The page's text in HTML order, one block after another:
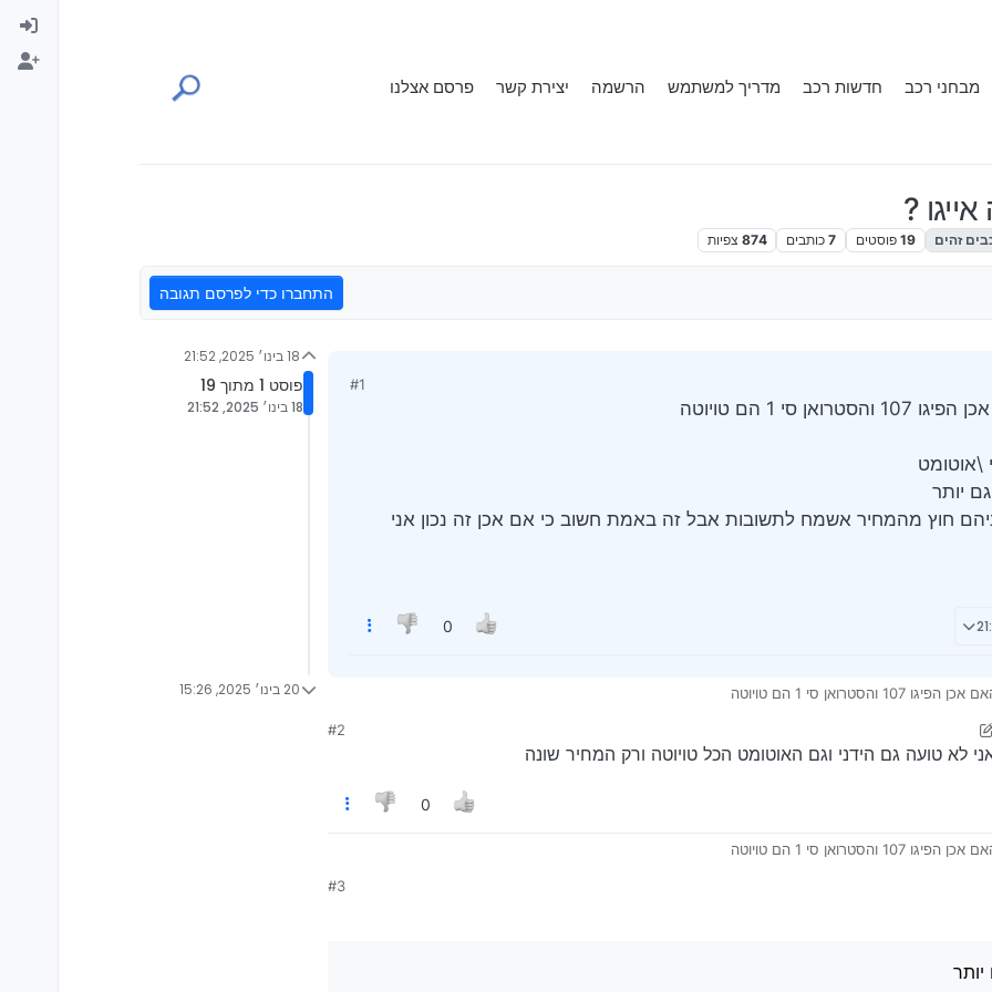
מבחני רכב חדשות רכב מדריך למשתמש הרשמה יצירת קשר פרסם אצלנו
זהים 19 פוסטים 7 כותבים 874 צפיות
התחברו כדי לפרסם תגובה
#1
1 הם טויוטה
\אוטומט
חוץ מהמחיר אשמח לתשובות אבל זה באמת חשוב כי אם אכן זה נכון אני
0
סי 1 הם טויוטה
#2
0
סי 1 הם טויוטה
#3
18 בינו׳ 2025, 21:52
פוסט 1 מתוך 19
18 בינו׳ 2025, 21:52
20 בינו׳ 2025, 15:26